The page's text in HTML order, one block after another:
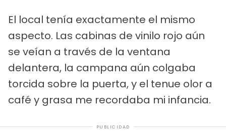
El local tenía exactamente el mismo
aspecto. Las cabinas de vinilo rojo aún
se veían a través de la ventana
delantera, la campana aún colgaba
torcida sobre la puerta, y el tenue olor a
café y grasa me recordaba mi infancia.
PUBLICIDAD